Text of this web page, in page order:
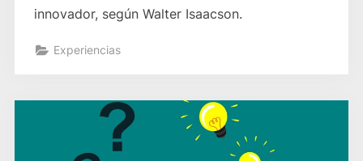
innovador, según Walter Isaacson.
Experiencias